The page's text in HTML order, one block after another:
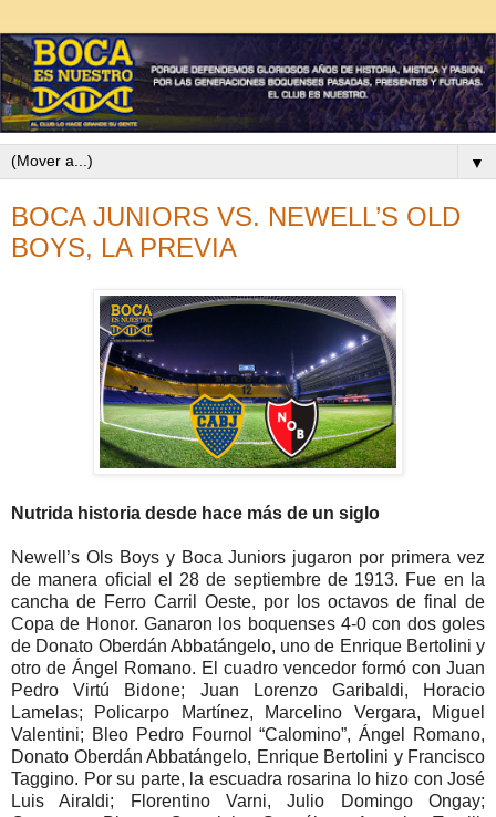
▼
BOCA JUNIORS VS. NEWELL’S OLD
BOYS, LA PREVIA
Nutrida historia desde hace más de un siglo
Newell’s Ols Boys y Boca Juniors jugaron por primera vez
de manera oficial el 28 de septiembre de 1913. Fue en la
cancha de Ferro Carril Oeste, por los octavos de final de
Copa de Honor. Ganaron los boquenses 4-0 con dos goles
de Donato Oberdán Abbatángelo, uno de Enrique Bertolini y
otro de Ángel Romano. El cuadro vencedor formó con Juan
Pedro Virtú Bidone; Juan Lorenzo Garibaldi, Horacio
Lamelas; Policarpo Martínez, Marcelino Vergara, Miguel
Valentini; Bleo Pedro Fournol “Calomino”, Ángel Romano,
Donato Oberdán Abbatángelo, Enrique Bertolini y Francisco
Taggino. Por su parte, la escuadra rosarina lo hizo con José
Luis Airaldi; Florentino Varni, Julio Domingo Ongay;